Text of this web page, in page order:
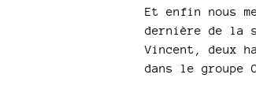
Et enfin nous
dernière de la
Vincent, deux
dans le groupe